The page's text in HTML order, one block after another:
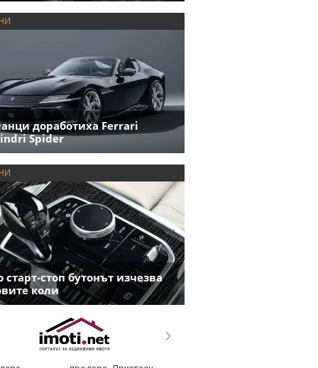
доработиха Ferrari
Spider
стоп бутонът изчезва
коли